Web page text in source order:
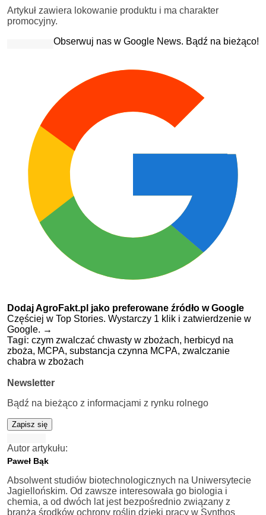
Artykuł zawiera lokowanie produktu i ma charakter
promocyjny.
Obserwuj nas w Google News. Bądź na bieżąco!
Dodaj AgroFakt.pl jako preferowane źródło w Google
Częściej w Top Stories. Wystarczy 1 klik i zatwierdzenie w
Google. →
Tagi: czym zwalczać chwasty w zbożach, herbicyd na
zboża, MCPA, substancja czynna MCPA, zwalczanie
chabra w zbożach
Newsletter
Bądź na bieżąco z informacjami z rynku rolnego
Zapisz się
Autor artykułu:
Paweł Bąk
Absolwent studiów biotechnologicznych na Uniwersytecie
Jagiellońskim. Od zawsze interesowała go biologia i
chemia, a od dwóch lat jest bezpośrednio związany z
branżą środków ochrony roślin dzięki pracy w Synthos